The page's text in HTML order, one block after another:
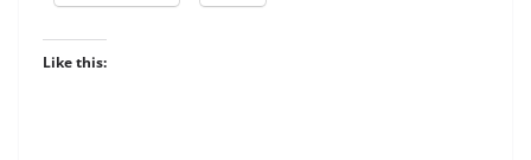
Like this: